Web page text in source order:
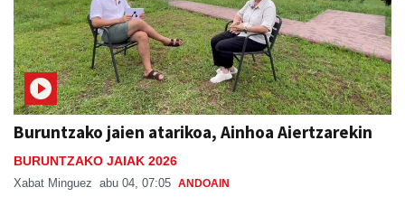
Buruntzako jaien atarikoa, Ainhoa Aiertzarekin
BURUNTZAKO JAIAK 2026
Xabat Minguez abu 04, 07:05 ANDOAIN